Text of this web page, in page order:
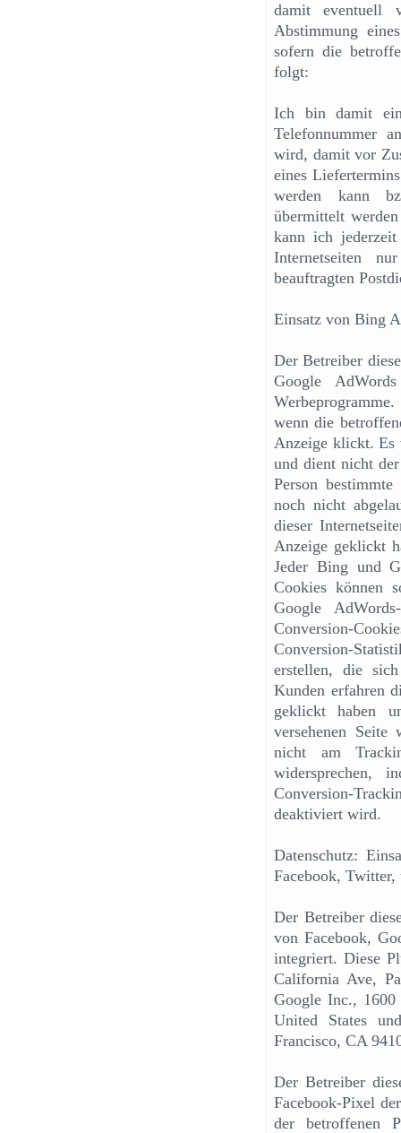
damit eventuell
Abstimmung
sofern die
folgt:
Ich bin damit
Telefonnummer
wird, damit vor
eines
werden kann
übermittelt
kann ich
Internetseiten
beauftragten
Einsatz von Bing
Der Betreiber
Google
wenn die
Anzeige klickt. Es
und dient nicht
Person
noch nicht
dieser
Anzeige geklickt
Jeder Bing und
Cookies können
Google
Conversion-
Conversion-
erstellen, die
Kunden erfahren
geklickt haben
versehenen Seite
nicht am
widersprechen,
Conversion-
deaktiviert wird.
Datenschutz:
Facebook, Twitter,
Der Betreiber
von Facebook,
integriert. Diese
California Ave,
Google Inc.,
United States
Francisco, CA
Der Betreiber
Facebook-Pixel
der betroffenen